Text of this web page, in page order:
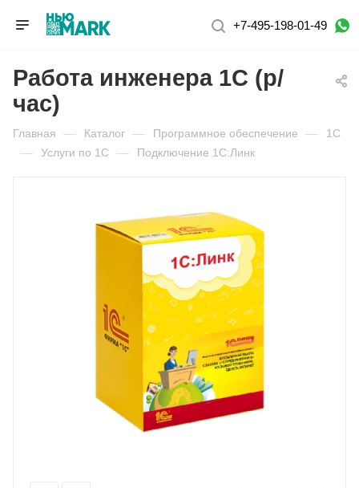
+7-495-198-01-49
Работа инженера 1С (р/
час)
Главная — Каталог — Программное обеспечение — 1С
— Услуги по 1С — Подключение 1С:Линк